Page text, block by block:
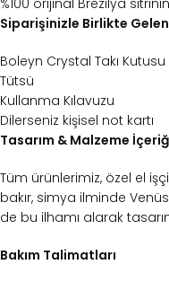
Siparişinizle Birlikte
Boleyn Crystal Takı Kutusu
Tütsü
Kullanma Kılavuzu
Dilerseniz kişisel not kartı
Tasarım & Malzeme
Tüm ürünlerimiz, özel el
bakır, simya ilminde
de bu ilhamı alarak
Bakım Talimatları